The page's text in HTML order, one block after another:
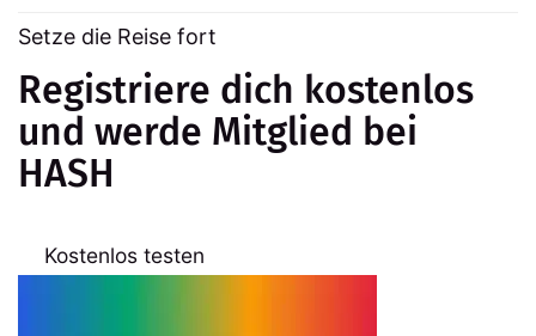
Setze die Reise fort
Registriere dich kostenlos
und werde Mitglied bei
HASH
Kostenlos testen